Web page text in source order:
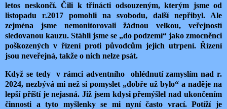
letos neskončí. Čili k třinácti odsouzeným, kterým jsme od
listopadu r.2017 pomohli na svobodu, další nepřibyl. Ale
zejména jsme nemonitorovali žádnou velkou, veřejností
sledovanou kauzu. Stáhli jsme se „do podzemí“ jako zmocněnci
poškozených v řízení proti původcům jejich utrpení. Řízení
jsou neveřejná, takže o nich nelze psát.
Když se tedy v rámci adventního
ohlédnutí zamyslím nad r.
2024, nezbývá mi než si pomyslet „dobře už bylo“ a naděje na
lepší příští je nejasná. Již jsem kdysi přemýšlel nad ukončením
činnosti a tyto myšlenky se mi nyní často vrací. Potíží je